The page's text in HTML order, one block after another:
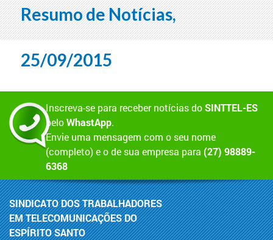
Resumo de Notícias,
25/09/2015
Inscreva-se para receber notícias doSINTTEL-ES
peloWhastApp.
Envie uma mensagem com o seu nome
(completo) e o de sua empresa para (27) 98889-
6368
SINDICATO DOS TRABALHADORES
EM TELECOMUNICAÇÕES DO
ESPÍRITO SANTO